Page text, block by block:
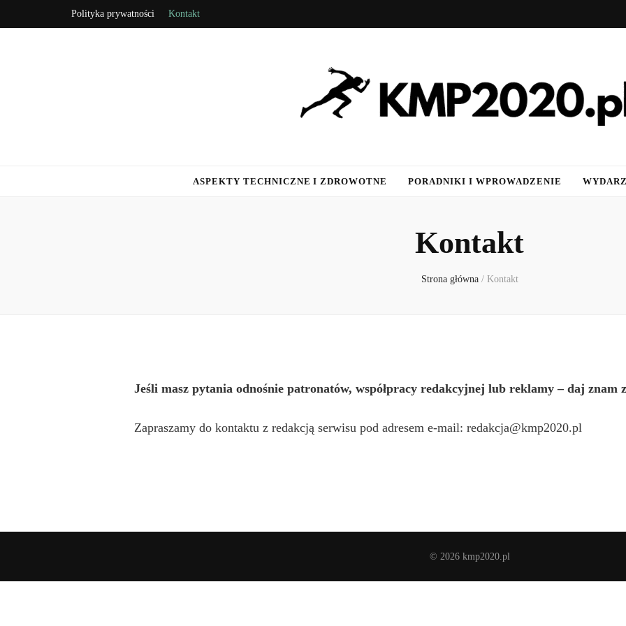
Polityka prywatności Kontakt
ASPEKTY TECHNICZNE I ZDROWOTNE PORADNIKI I WPROWADZENIE
Kontakt
Strona główna / Kontakt
Jeśli masz pytania odnośnie patronatów, współpracy redakcyjnej lub reklamy – daj znam
Zapraszamy do kontaktu z redakcją serwisu pod adresem e-mail: redakcja@kmp2020.pl
© 2026 kmp2020.pl